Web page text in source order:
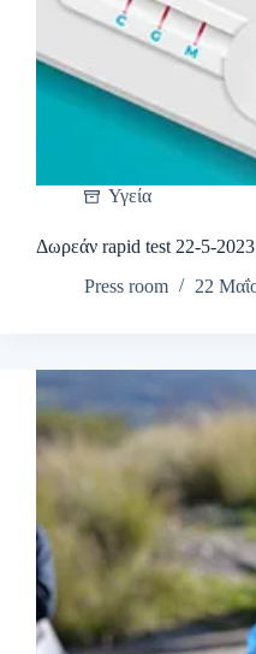
Υγεία
Δωρεάν rapid test 22-5-
Press room
22